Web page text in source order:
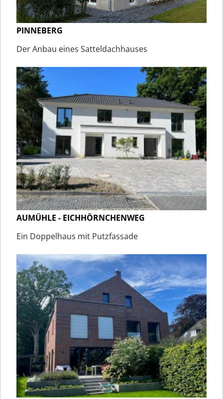
PINNEBERG
Der Anbau eines Satteldachhauses
AUMÜHLE - EICHHÖRNCHENWEG
Ein Doppelhaus mit Putzfassade